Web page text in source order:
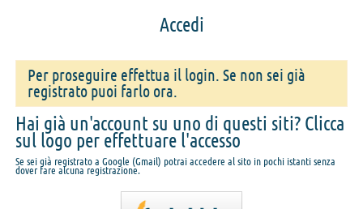
Accedi
Per proseguire effettua il login. Se non sei già
registrato puoi farlo ora.
Hai già un'account su uno di questi siti? Clicca
sul logo per effettuare l'accesso
Se sei già registrato a Google (Gmail) potrai accedere al sito in pochi istanti senza
dover fare alcuna registrazione.